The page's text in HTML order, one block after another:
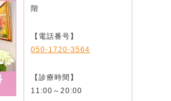
階
【電話番号】
050-1720-3564
【診療時間】
11:00～20:00